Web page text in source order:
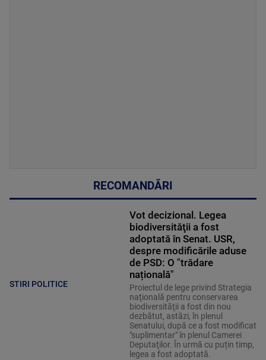
RECOMANDĂRI
STIRI POLITICE
Vot decizional. Legea
biodiversităţii a fost
adoptată în Senat. USR,
despre modificările aduse
de PSD: O "trădare
națională"
Proiectul de lege privind Strategia
naţională pentru conservarea
biodiversităţii a fost din nou
dezbătut, astăzi, în plenul
Senatului, după ce a fost modificat
"suplimentar" în plenul Camerei
Deputaţilor. În urmă cu puțin timp,
legea a fost adoptată.